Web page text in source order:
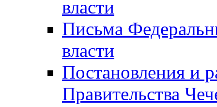
власти
Письма
власти
Постановления и
Правительства